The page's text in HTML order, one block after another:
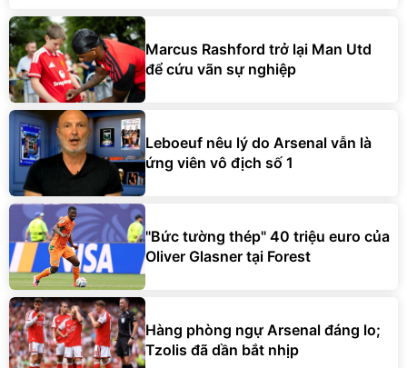
Marcus Rashford trở lại Man Utd
để cứu vãn sự nghiệp
Leboeuf nêu lý do Arsenal vẫn là
ứng viên vô địch số 1
"Bức tường thép" 40 triệu euro của
Oliver Glasner tại Forest
Hàng phòng ngự Arsenal đáng lo;
Tzolis đã dần bắt nhịp